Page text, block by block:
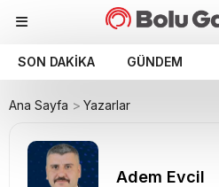
SON DAKIKA GÜNDEM
Ana Sayfa Yazarlar
Adem Evcil